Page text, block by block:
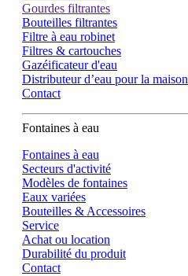
Gourdes filtrantes
Bouteilles filtrantes
Filtre à eau robinet
Filtres & cartouches
Gazéificateur d'eau
Distributeur d’eau pour la maison
Contact
Fontaines à eau
Fontaines à eau
Secteurs d'activité
Modèles de fontaines
Eaux variées
Bouteilles & Accessoires
Service
Achat ou location
Durabilité du produit
Contact